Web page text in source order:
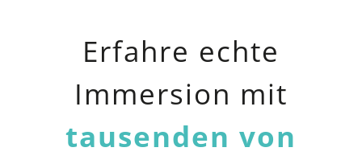
Erfahre echte
Immersion mit
tausenden von